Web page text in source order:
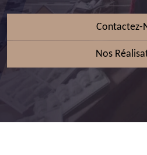
Contactez-
Nos